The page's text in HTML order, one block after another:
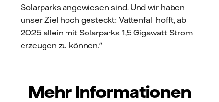
Solarparks angewiesen sind. Und wir haben
unser Ziel hoch gesteckt: Vattenfall hofft, ab
2025 allein mit Solarparks 1,5 Gigawatt Strom
erzeugen zu können."
Mehr Informationen